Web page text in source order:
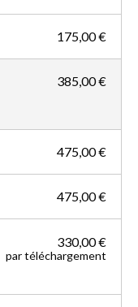
175,00 €
385,00 €
475,00 €
475,00 €
330,00 €
par téléchargement